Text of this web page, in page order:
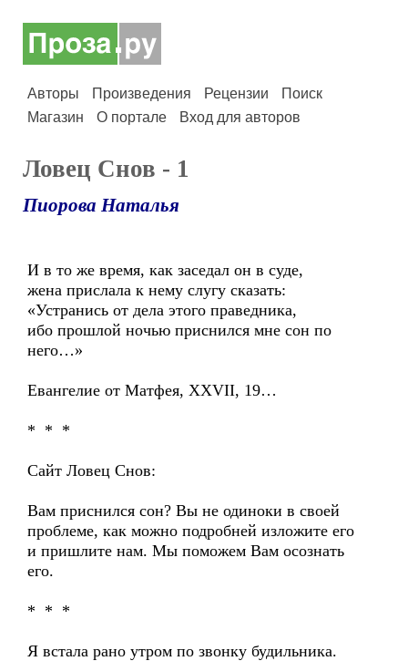
Авторы Произведения Рецензии
Поиск
Магазин
О портале Вход для авторов
Ловец Снов - 1
Пиорова Наталья
И в то же время, как заседал он в суде,
жена прислала к нему слугу сказать:
«Устранись от дела этого праведника,
ибо прошлой ночью приснился мне сон по
него…»
Евангелие от Матфея, XXVII, 19…
* * *
Сайт Ловец Снов:
Вам приснился сон? Вы не одиноки в своей
проблеме, как можно подробней изложите его
и пришлите нам. Мы поможем Вам осознать
его.
* * *
Я встала рано утром по звонку будильника.